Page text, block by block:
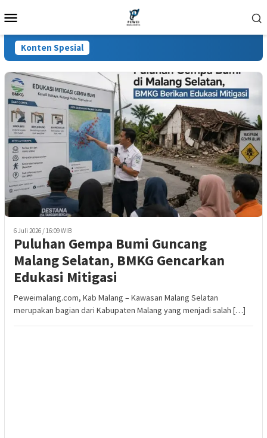
ke
Mobile
Konten Spesial
6 Juli 2026 / 16:09 WIB
Puluhan Gempa Bumi Guncang
Malang Selatan, BMKG Gencarkan
Edukasi Mitigasi
Peweimalang.com, Kab Malang – Kawasan Malang Selatan
merupakan bagian dari Kabupaten Malang yang menjadi salah […]